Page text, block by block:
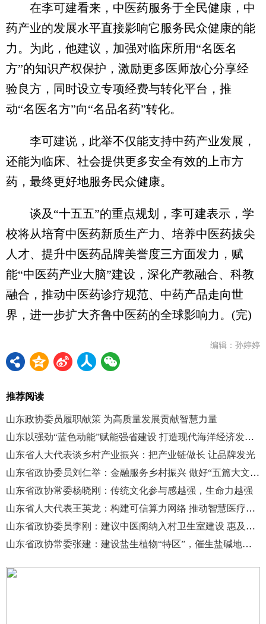
在李可建看来，中医药服务于全民健康，中
药产业的发展水平直接影响它服务民众健康的能
力。为此，他建议，加强对临床所用“名医名
方”的知识产权保护，激励更多医师放心分享经
验良方，同时设立专项经费与转化平台，推
动“名医名方”向“名品名药”转化。
李可建说，此举不仅能支持中药产业发展，
还能为临床、社会提供更多安全有效的上市方
药，最终更好地服务民众健康。
谈及“十五五”的重点规划，李可建表示，学
校将从培育中医药新质生产力、培养中医药拔尖
人才、提升中医药品牌美誉度三方面发力，赋
能“中医药产业大脑”建设，深化产教融合、科教
融合，推动中医药诊疗规范、中药产品走向世
界，进一步扩大齐鲁中医药的全球影响力。(完)
编辑：孙婷婷
推荐阅读
山东政协委员履职献策 为高质量发展贡献智慧力量
山东以强劲“蓝色动能”赋能强省建设 打造现代海洋经济发展高地
山东省人大代表谈乡村产业振兴：把产业链做长 让品牌发光
山东省政协委员刘仁举：金融服务乡村振兴 做好“五篇大文章”
山东省政协常委杨晓刚：传统文化参与感越强，生命力越强
山东省人大代表王英龙：构建可信算力网络 推动智慧医疗产业发展
山东省政协委员李刚：建议中医阁纳入村卫生室建设 惠及基层民众
山东省政协常委张建：建设盐生植物“特区”，催生盐碱地新产业